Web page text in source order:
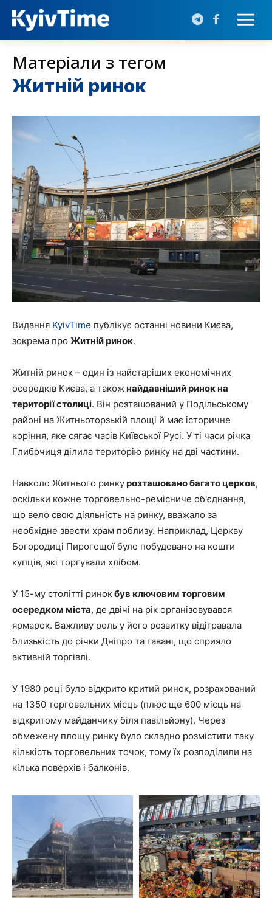
Матеріали з тегом
Житній ринок
Видання KyivTime публікує останні новини Києва,
зокрема про Житній ринок.
Житній ринок – один із найстаріших економічних
осередків Києва, а такожнайдавніший ринок на
території столиці. Він розташований у Подільському
районі на Житньоторзькій площі й має історичне
коріння, яке сягає часів Київської Русі. У ті часи річка
Глибочиця ділила територію ринку на дві частини.
Навколо Житнього ринкурозташовано багато церков,
оскільки кожне торговельно-ремісниче об'єднання,
що вело свою діяльність на ринку, вважало за
необхідне звести храм поблизу. Наприклад, Церкву
Богородиці Пирогощої було побудовано на кошти
купців, які торгували хлібом.
У 15-му столітті ринокбув ключовим торговим
осередком міста, де двічі на рік організовувався
ярмарок. Важливу роль у його розвитку відігравала
близькість до річки Дніпро та гавані, що сприяло
активній торгівлі.
У 1980 році було відкрито критий ринок, розрахований
на 1350 торговельних місць (плюс ще 600 місць на
відкритому майданчику біля павільйону). Через
обмежену площу ринку було складно розмістити таку
кількість торговельних точок, тому їх розподілили на
кілька поверхів і балконів.